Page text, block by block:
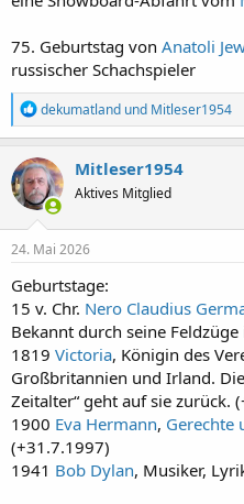
75. Geburtstag von Anatoli
russischer Schachspieler
R
e
a
k
t
i
o
n
e
:
dekumatland und Mitleser1954
Mitleser1954
Aktives Mitglied
24. Mai 2026
Geburtstage:
15 v. Chr. Nero Claudius
Bekannt durch seine
1819 Victoria, Königin des
Großbritannien und Irland.
Zeitalter“ geht auf sie zurück.
1900 Eva Hermann, Gerechte
(+31.7.1997)
1941 Bob Dylan, Musiker,